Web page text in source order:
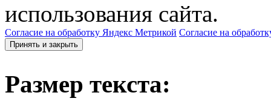
использования сайта.
Согласие на обработку Яндекс Метрикой Согласие на
Принять и закрыть
Размер текста: